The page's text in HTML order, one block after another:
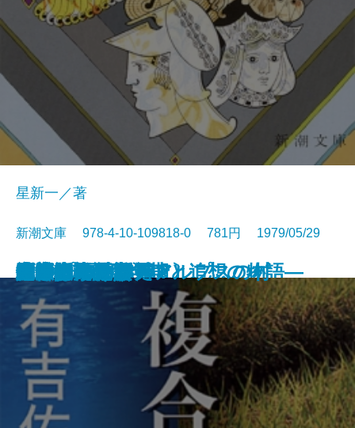
ギリシア神話〔上〕
放浪記
太郎物語(大学編)
木精―或る青年期と追想の物語―
ジェニィ
決定版 夏目漱石
永遠の夫
銀嶺の人〔上〕
銀嶺の人〔下〕
おせっかいな神々
星新一／著
新潮文庫 978-4-10-109818-0 781円 1979/05/29
複合汚染
二十歳の原点
消されかけた男
町奉行日記
夕ごはんたべた？
賭博者
アルプスの谷 アルプスの村
七瀬ふたたび
岬にての物語
馬上少年過ぐ